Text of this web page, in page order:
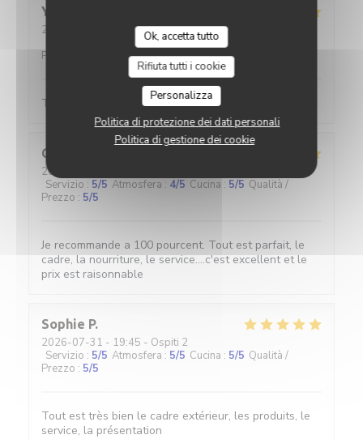
Ok, accetta tutto
Rifiuta tutti i cookie
Personalizza
Politica di protezione dei dati personali
Politica di gestione dei cookie
Yann
2026-08-01
- 20:45 - Ospiti 2
Atmosfera :5/5 Cucina
Prezzo
Toujours au top
Cécile
2026-07-30
Servizio : 5/5 Atmosfera : 4/5 Cucina : 5/5 Qualità /
Prezzo : 5/5
Je recommande a 100 pourcent. Tout est parfait, le
cadre, la nourriture, le service....c'est excellent et le
prix est raisonnable
Sophie P
2026-07-31 - 19:45 - Ospiti 2
Servizio : 5/5 Atmosfera : 5/5 Cucina : 5/5 Qualità /
Prezzo : 5/5
Tout est très bien le cadre extérieur, les produits, le
service, la présentation